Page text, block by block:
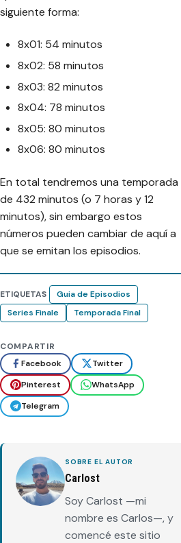
siguiente forma:
8x01: 54 minutos
8x02: 58 minutos
8x03: 82 minutos
8x04: 78 minutos
8x05: 80 minutos
8x06: 80 minutos
En total tendremos una temporada
de 432 minutos (o 7 horas y 12
minutos), sin embargo estos
números pueden cambiar de aquí a
que se emitan los episodios.
ETIQUETAS
Guia de Episodios
Series Finale
Temporada Final
COMPARTIR
Facebook
Twitter
Pinterest
WhatsApp
Telegram
SOBRE EL AUTOR
Carlost
Soy Carlost —mi
nombre es Carlos—, y
comencé este sitio